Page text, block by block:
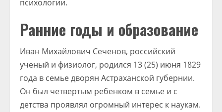
психологии.
Ранние годы и образование
Иван Михайлович Сеченов, российский
ученый и физиолог, родился 13 (25) июня 1829
года в семье дворян Астраханской губернии.
Он был четвертым ребенком в семье и с
детства проявлял огромный интерес к наукам.